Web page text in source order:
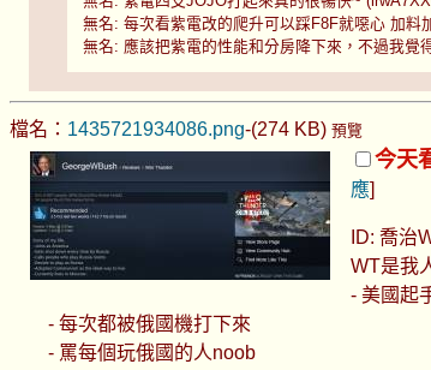
無名: 每次看紫電改的爬升可以踩F8F就噁心 加料
無名: 應該把紫電的性能和分房降下來，不過我
檔名： 1435721934086.png-(274 KB) 預覽
今天
應]
ID: 喬治
WT是我
- 美國起
- 每次都被俄國機打下來
- 罵每個玩俄國的人noob